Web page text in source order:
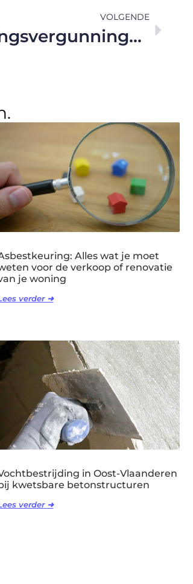
VOLGENDE
Indienen van de omgevingsvergunningsaanvraag
Alles wat je moet
voor de verkoop of renovatie
je woning
verder ➜
in Oost-Vlaanderen
kwetsbare betonstructuren
verder ➜